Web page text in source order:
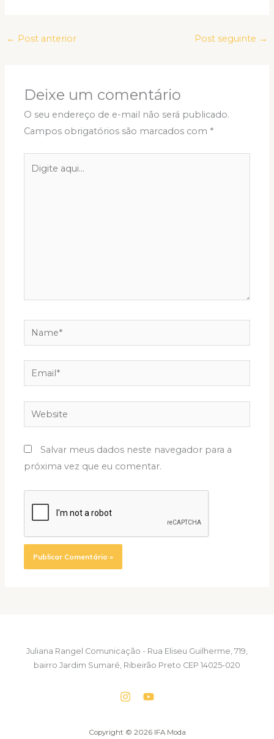
← Post anterior Post seguinte →
Deixe um comentário
O seu endereço de e-mail não será publicado.
Campos obrigatórios são marcados com *
aqui...
Name*
Email*
Website
Salvar meus dados neste navegador para a
próxima vez que eu comentar.
Juliana Rangel Comunicação - Rua Eliseu Guilherme, 719,
bairro Jardim Sumaré, Ribeirão Preto CEP 14025-020
Copyright © 2026 IFA Moda